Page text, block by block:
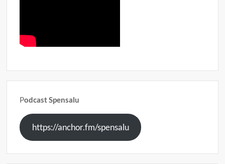
Podcast Spensalu
https://anchor.fm/spensalu